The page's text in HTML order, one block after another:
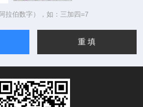
拉伯数字），如：三加四=7